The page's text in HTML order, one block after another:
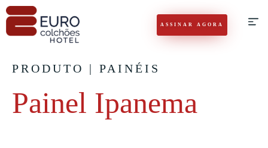
ASSINAR AGORA
PRODUTO | PAINÉIS
Painel Ipanema